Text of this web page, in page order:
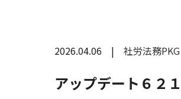
2026.04.06 社労法務PKG
アップデート６２